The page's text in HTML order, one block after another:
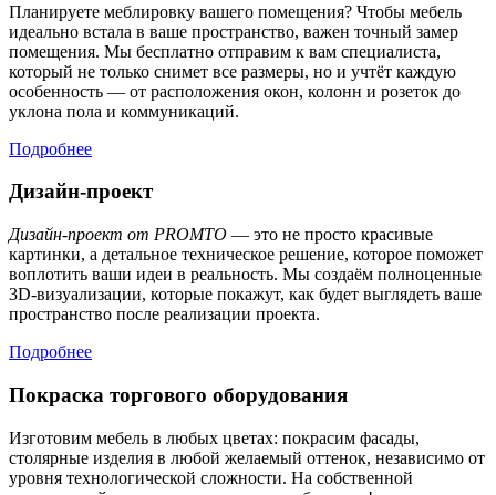
Планируете меблировку вашего помещения? Чтобы мебель
идеально встала в ваше пространство, важен точный замер
помещения. Мы бесплатно отправим к вам специалиста,
который не только снимет все размеры, но и учтёт каждую
особенность — от расположения окон, колонн и розеток до
уклона пола и коммуникаций.
Подробнее
Дизайн-проект
Дизайн-проект от PROMTO — это не просто красивые
картинки, а детальное техническое решение, которое поможет
воплотить ваши идеи в реальность. Мы создаём полноценные
3D-визуализации, которые покажут, как будет выглядеть ваше
пространство после реализации проекта.
Подробнее
Покраска торгового оборудования
Изготовим мебель в любых цветах: покрасим фасады,
столярные изделия в любой желаемый оттенок, независимо от
уровня технологической сложности. На собственной